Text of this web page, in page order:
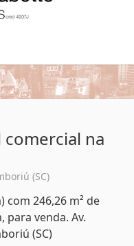
na
(SC)
com 246,26 m² de
para venda. Av.
(SC)